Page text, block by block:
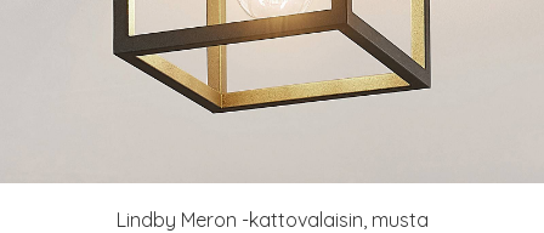
Lindby Meron -kattovalaisin, musta